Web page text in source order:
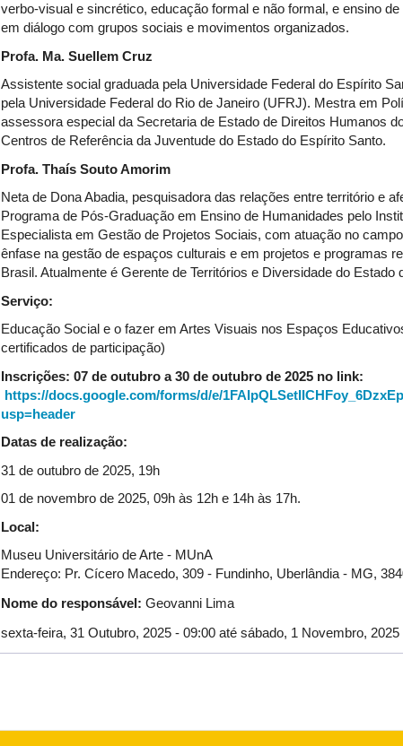
verbo-visual e sincrético, educação formal e não formal, e ensino
em diálogo com grupos sociais e movimentos organizados.
Profa. Ma. Suellem Cruz
Assistente social graduada pela Universidade Federal do Espírito
pela Universidade Federal do Rio de Janeiro (UFRJ). Mestra em
assessora especial da Secretaria de Estado de Direitos Humanos
Centros de Referência da Juventude do Estado do Espírito Santo.
Profa. Thaís Souto Amorim
Neta de Dona Abadia, pesquisadora das relações entre território e
Programa de Pós-Graduação em Ensino de Humanidades pelo
Especialista em Gestão de Projetos Sociais, com atuação no
ênfase na gestão de espaços culturais e em projetos e programas
Brasil. Atualmente é Gerente de Territórios e Diversidade do
Serviço:
Educação Social e o fazer em Artes Visuais nos Espaços
certificados de participação)
Inscrições: 07 de outubro a 30 de outubro de 2025 no link:
https://docs.google.com/forms/d/e/
usp=header
Datas de realização:
31 de outubro de 2025, 19h
01 de novembro de 2025, 09h às 12h e 14h às 17h.
Local:
Museu Universitário de Arte - MUnA
Endereço: Pr. Cícero Macedo, 309 - Fundinho, Uberlândia - MG,
Nome do responsável: Geovanni Lima
sexta-feira, 31 Outubro, 2025 - 09:00 até sábado, 1 Novembro, 2025